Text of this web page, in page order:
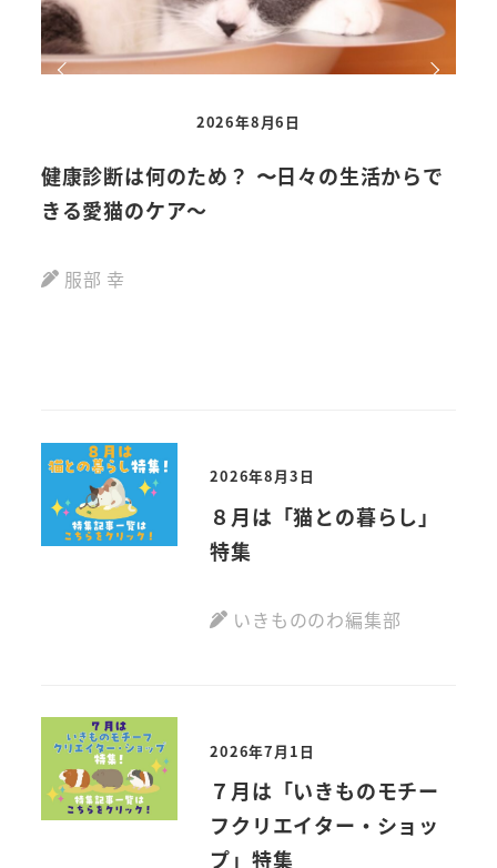
2026年8月6日
健康診断は何のため？ 〜日々の生活からで
きる愛猫のケア～
服部 幸
2026年8月3日
８月は「猫との暮らし」
特集
いきもののわ編集部
2026年7月1日
７月は「いきものモチー
フクリエイター・ショッ
プ」特集